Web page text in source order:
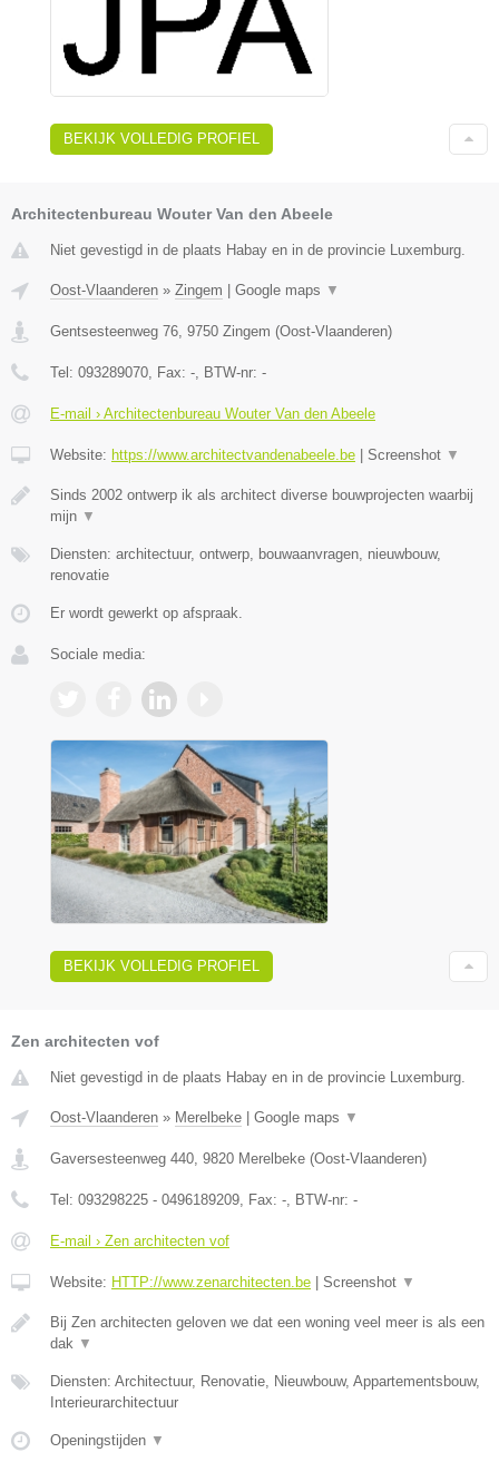
BEKIJK VOLLEDIG PROFIEL
Architectenbureau Wouter Van den Abeele
Niet gevestigd in de plaats Habay en in de provincie Luxemburg.
Oost-Vlaanderen » Zingem | Google maps ▼
Gentsesteenweg 76 9750 Zingem (Oost-Vlaanderen)
Tel: 093289070 , Fax: - , BTW-nr: -
E-mail › Architectenbureau Wouter Van den Abeele
Website: https://www.architectvandenabeele.be | Screenshot ▼
Sinds 2002 ontwerp ik als architect diverse bouwprojecten waarbij
mijn ▼
Diensten: architectuur, ontwerp, bouwaanvragen, nieuwbouw,
renovatie
Er wordt gewerkt op afspraak.
Sociale media:
BEKIJK VOLLEDIG PROFIEL
Zen architecten vof
Niet gevestigd in de plaats Habay en in de provincie Luxemburg.
Oost-Vlaanderen » Merelbeke Google maps ▼
Gaversesteenweg 440, 9820 Merelbeke (Oost-Vlaanderen)
Tel: 093298225 - 0496189209, Fax: -, BTW-nr: -
E-mail › Zen architecten vof
Website: HTTP://www.zenarchitecten.be Screenshot ▼
Bij Zen architecten geloven we dat een woning veel meer is als een
dak ▼
Diensten: Architectuur, Renovatie, Nieuwbouw, Appartementsbouw,
Interieurarchitectuur
Openingstijden ▼